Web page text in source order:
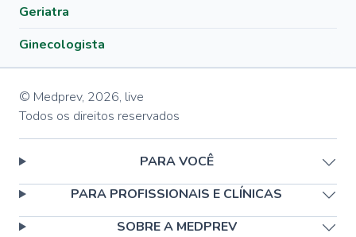
Geriatra
Ginecologista
© Medprev, 2026, live
Todos os direitos reservados
PARA VOCÊ
PARA PROFISSIONAIS E CLÍNICAS
SOBRE A MEDPREV